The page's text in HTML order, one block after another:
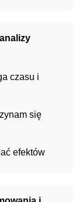
czasu i
się
efektów